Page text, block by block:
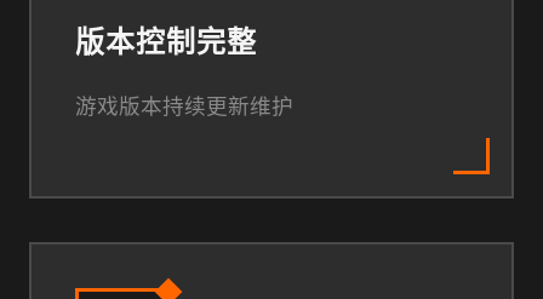
版本控制完整
游戏版本持续更新维护